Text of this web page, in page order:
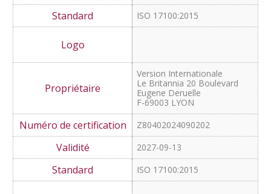
2027-10-19
Version Internationale
Le Britannia 20 Boulevard
Eugene Deruelle
F-69003 LYON
Z80402024090202